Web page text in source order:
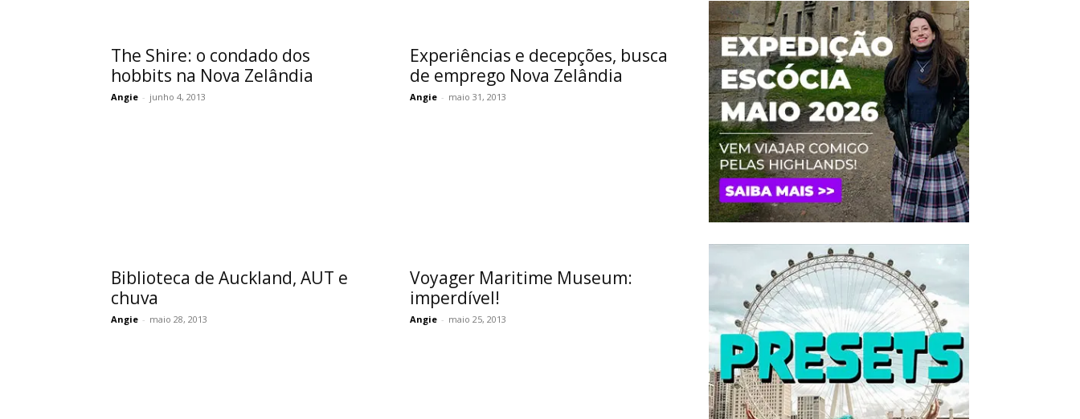
The Shire: o condado dos
hobbits na Nova Zelândia
Angie - junho 4, 2013
Experiências e decepções, busca
de emprego Nova Zelândia
Angie - maio 31, 2013
Biblioteca de Auckland, AUT e
chuva
Angie - maio 28, 2013
Voyager Maritime Museum:
imperdível!
Angie - maio 25, 2013